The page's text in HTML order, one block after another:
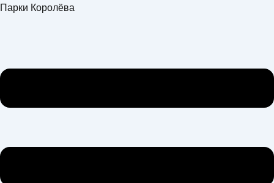
Перейти
Парки Королёва
Меню